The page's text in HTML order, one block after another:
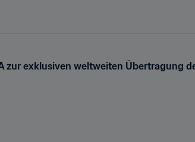
zur exklusiven weltweiten Übertragung